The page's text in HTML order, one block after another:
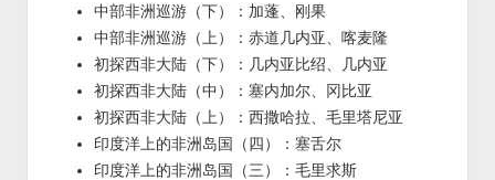
中部非洲巡游（下）：加蓬、刚果
中部非洲巡游（上）：赤道几内亚、喀麦隆
初探西非大陆（下）：几内亚比绍、几内亚
初探西非大陆（中）：塞内加尔、冈比亚
初探西非大陆（上）：西撒哈拉、毛里塔尼亚
印度洋上的非洲岛国（四）：塞舌尔
印度洋上的非洲岛国（三）：毛里求斯